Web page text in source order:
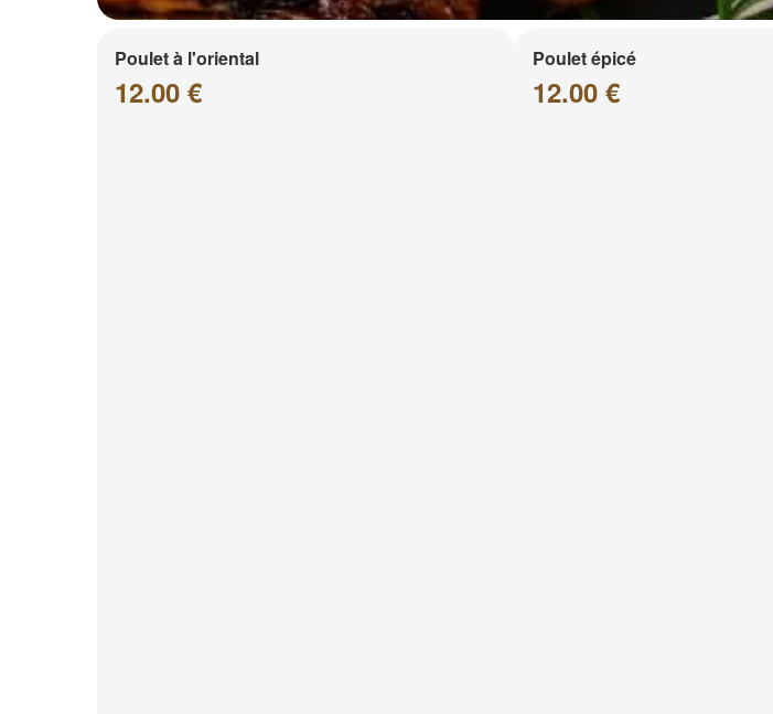
Poulet à l'oriental
12.00 €
Poulet épicé
12.00 €